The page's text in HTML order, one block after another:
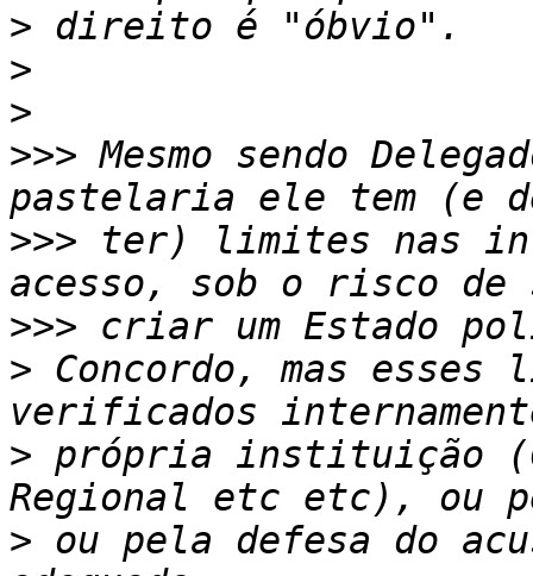
>
>
>
>>> Mesmo sendo
>>> ter) limites nas
>>>
> Concordo, mas
> própria instituição
> ou pela defesa do